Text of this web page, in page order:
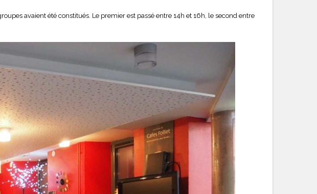
avaient été constitués. Le premier est passé entre 14h et 16h, le second entre